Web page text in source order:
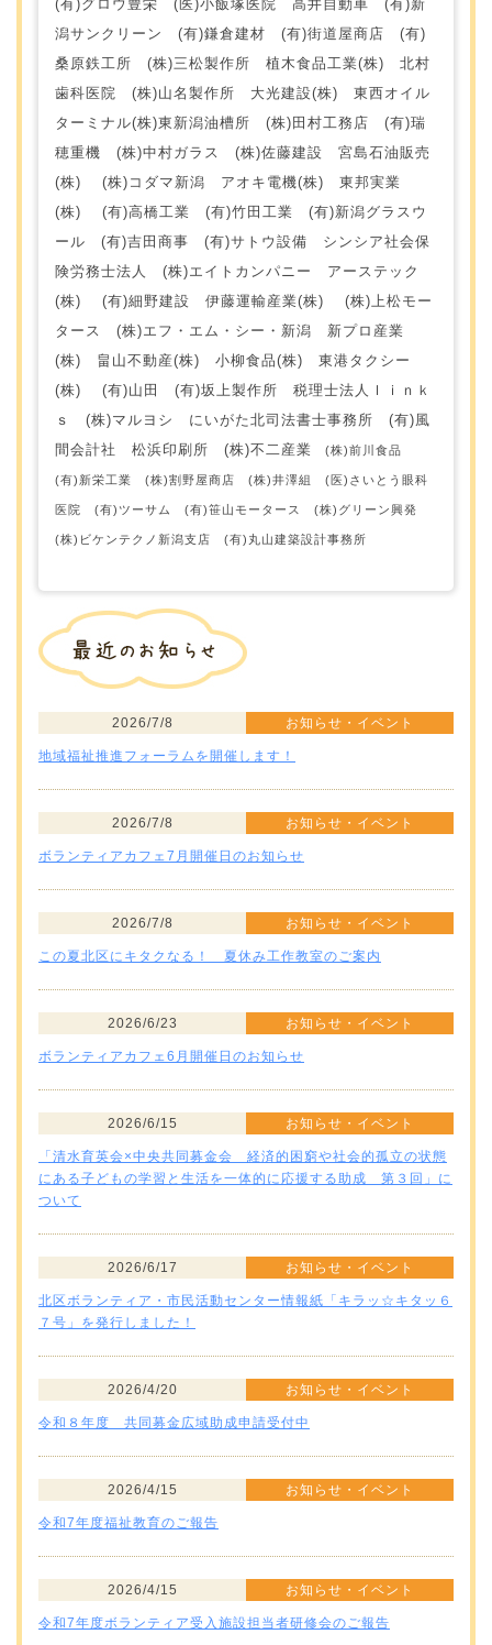
(有)グロウ豊栄 (医)小飯塚医院 高井自動車 (有)新
潟サンクリーン (有)鎌倉建材 (有)街道屋商店 (有)
桑原鉄工所 (株)三松製作所 植木食品工業(株) 北村
歯科医院 (株)山名製作所 大光建設(株) 東西オイル
ターミナル(株)東新潟油槽所 (株)田村工務店 (有)瑞
穂重機 (株)中村ガラス (株)佐藤建設 宮島石油販売
(株) (株)コダマ新潟 アオキ電機(株) 東邦実業
(株) (有)高橋工業 (有)竹田工業 (有)新潟グラスウ
ール (有)吉田商事 (有)サトウ設備 シンシア社会保
険労務士法人 (株)エイトカンパニー アーステック
(株) (有)細野建設 伊藤運輸産業(株) (株)上松モー
タース (株)エフ・エム・シー・新潟 新プロ産業
(株) 畠山不動産(株) 小柳食品(株) 東港タクシー
(株) (有)山田 (有)坂上製作所 税理士法人ｌｉｎｋ
ｓ (株)マルヨシ にいがた北司法書士事務所 (有)風
間会計社 松浜印刷所 (株)不二産業
(株)前川食品
(有)新栄工業 (株)割野屋商店 (株)井澤組 (医)さいとう眼科
医院 (有)ツーサム (有)笹山モータース (株)グリーン興発
(株)ビケンテクノ新潟支店 (有)丸山建築設計事務所
2026/7/8 お知らせ・イベント
地域福祉推進フォーラムを開催します！
2026/7/8 お知らせ・イベント
ボランティアカフェ7月開催日のお知らせ
2026/7/8 お知らせ・イベント
この夏北区にキタクなる！ 夏休み工作教室のご案内
2026/6/23 お知らせ・イベント
ボランティアカフェ6月開催日のお知らせ
2026/6/15 お知らせ・イベント
「清水育英会×中央共同募金会 経済的困窮や社会的孤立の状態
にある子どもの学習と生活を一体的に応援する助成 第３回」に
ついて
2026/6/17 お知らせ・イベント
北区ボランティア・市民活動センター情報紙「キラッ☆キタッ６
７号」を発行しました！
2026/4/20 お知らせ・イベント
令和８年度 共同募金広域助成申請受付中
2026/4/15 お知らせ・イベント
令和7年度福祉教育のご報告
2026/4/15 お知らせ・イベント
令和7年度ボランティア受入施設担当者研修会のご報告